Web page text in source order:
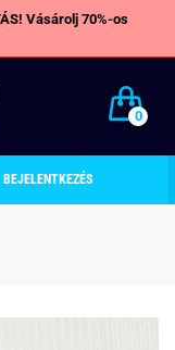
Vásárolj 70%-os
0
BEJELENTKEZÉS